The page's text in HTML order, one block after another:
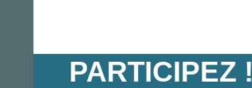
PARTICIPEZ !